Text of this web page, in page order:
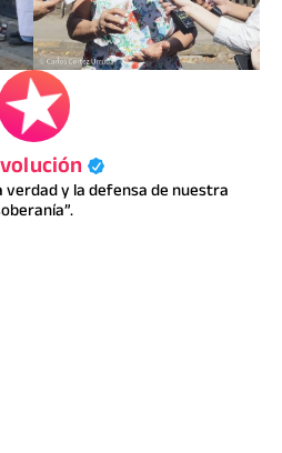
verdad y la defensa de nuestra